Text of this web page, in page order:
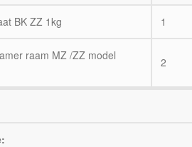
BK ZZ 1kg 1
raam MZ /ZZ model
2